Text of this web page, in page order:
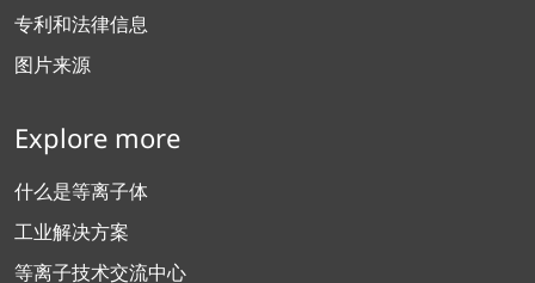
专利和法律信息
图片来源
Explore more
什么是等离子体
工业解决方案
等离子技术交流中心